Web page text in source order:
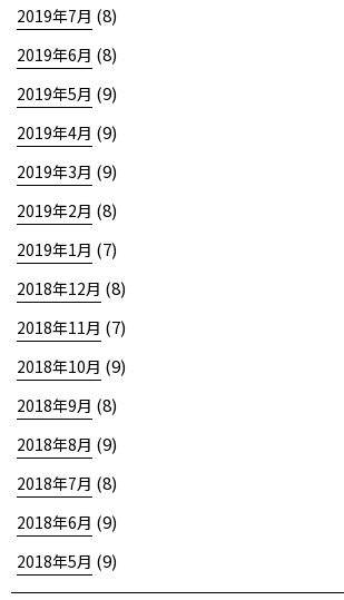
2019年7月 (8)
2019年6月 (8)
2019年5月 (9)
2019年4月 (9)
2019年3月 (9)
2019年2月 (8)
2019年1月 (7)
2018年12月 (8)
2018年11月 (7)
2018年10月 (9)
2018年9月 (8)
2018年8月 (9)
2018年7月 (8)
2018年6月 (9)
2018年5月 (9)